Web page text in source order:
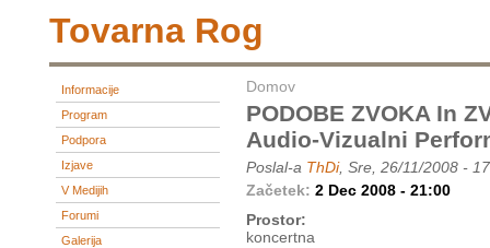
Tovarna Rog
Informacije
Program
Podpora
Izjave
V Medijih
Forumi
Galerija
Domov
PODOBE ZVOKA In
Audio-Vizualni
Poslal-a ThDi, Sre, 26/11/2008 -
Začetek: 2 Dec 2008 - 21:00
Prostor:
koncertna